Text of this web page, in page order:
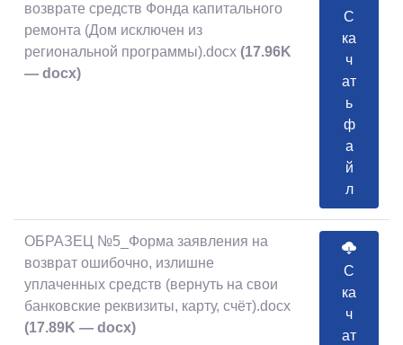
возврате средств Фонда капитального
ремонта (Дом исключен из
региональной программы).docx (17.96K
— docx)
С
ка
ч
ат
ь
ф
а
й
л
ОБРАЗЕЦ №5_Форма заявления на
возврат ошибочно, излишне
уплаченных средств (вернуть на свои
банковские реквизиты, карту, счёт).docx
(17.89K — docx)
С
ка
ч
ат